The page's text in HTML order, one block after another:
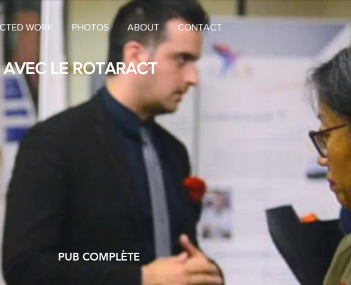
WORK PHOTOS ABOUT CONTACT
LE ROTARACT
PUB COMPLÈTE